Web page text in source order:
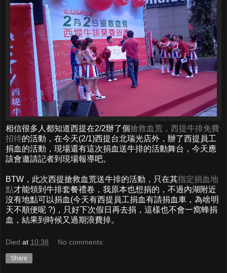
相信很多人都知道西提在2/2辦了個搶救血荒，西提牛排免費
招待的活動，在今天(2/1)西提台北瑞光店外，辦了西提員工
捐血的活動，現場還有這次捐血送牛排的活動舞台，今天應
該會邀請記者到現場報導吧。
BTW，此次西提搶救血荒送牛排的活動，只在其指定捐血地
點才能領到牛排套餐禮卷，我原本也想捐的，不過內湖附近
沒有地點可以捐血(今天有西提員工捐血有請捐血車，為啥明
天不順便呢 ?)，只好下次假日再去捐，這樣也不會一窩蜂捐
血，結果到時候又過期浪費掉。
Died at 10:38 No comments:
Share